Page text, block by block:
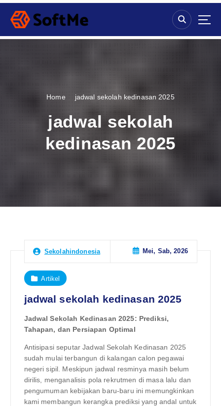
S
p
Home jadwal sekolah kedinasan 2025
jadwal sekolah
kedinasan 2025
Sekolahindonesia Mei, Sab, 2026
Artikel
jadwal sekolah kedinasan 2025
Jadwal Sekolah Kedinasan 2025: Prediksi,
Tahapan, dan Persiapan Optimal
Antisipasi seputar Jadwal Sekolah Kedinasan 2025
sudah mulai terbangun di kalangan calon pegawai
negeri sipil. Meskipun jadwal resminya masih belum
dirilis, menganalisis pola rekrutmen di masa lalu dan
pengumuman kebijakan baru-baru ini memungkinkan
kami membangun kerangka prediksi yang andal untuk